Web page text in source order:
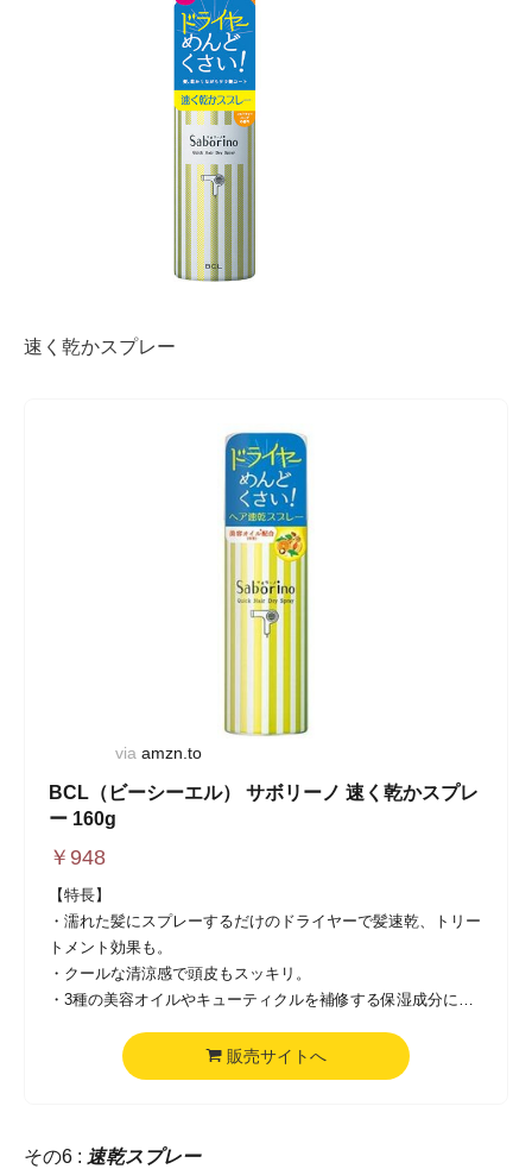
速く乾かスプレー
via amzn.to
BCL（ビーシーエル） サボリーノ 速く乾かスプレ
ー 160g
￥ 948
【特長】
・濡れた髪にスプレーするだけのドライヤーで髪速乾、トリー
トメント効果も。
・クールな清涼感で頭皮もスッキリ。
・3種の美容オイルやキューティクルを補修する保湿成分によ
・フルーティーハーブの香りのスプレーです。
・速乾成分（エタノール）とガス（DME）の揮発効果によ
販売サイトへ
その6 : 速乾スプレー